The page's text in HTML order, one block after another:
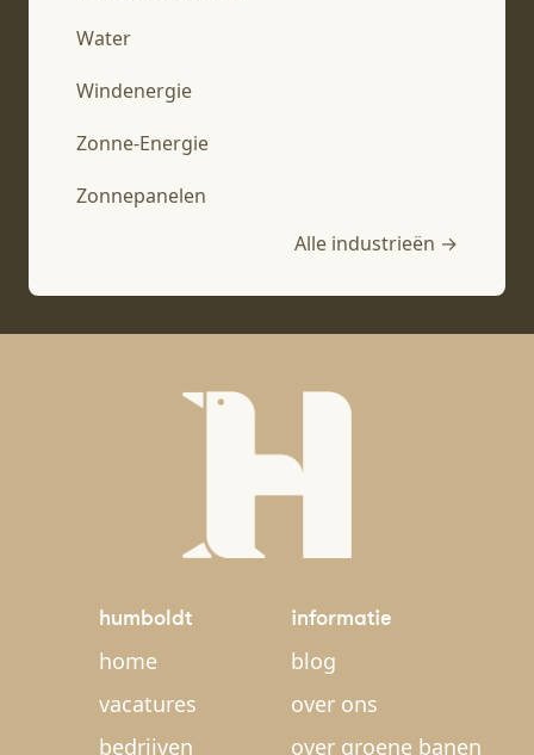
Water
Windenergie
Zonne-Energie
Zonnepanelen
Alle industrieën →
humboldt
home
vacatures
bedrijven
informatie
blog
over ons
over groene banen